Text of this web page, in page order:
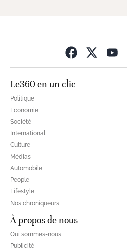
Le360 en un clic
Politique
Economie
Société
International
Culture
Médias
Automobile
People
Lifestyle
Nos chroniqueurs
À propos de nous
Qui sommes-nous
Publicité